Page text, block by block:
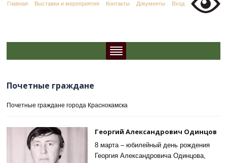
Главная Выставки и мероприятия Контакты Документы Вход
Почетные граждане
Почетные граждане города Краснокамска
Георгий Александрович Одинцов
8 марта – юбилейный день рождения
Георгия Александровича Одинцова,